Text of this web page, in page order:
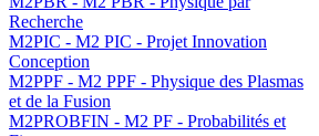
Recherche
M2PIC - M2 PIC - Projet Innovation
Conception
M2PPF - M2 PPF - Physique des Plasmas
et de la Fusion
M2PROBFIN - M2 PF - Probabilités et